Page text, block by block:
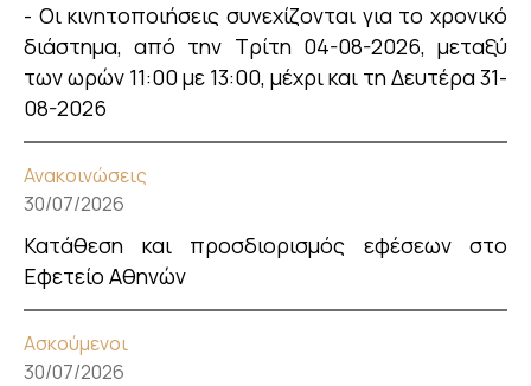
- Οι κινητοποιήσεις συνεχίζονται για το χρονικό
διάστημα, από την Τρίτη 04-08-2026, μεταξύ
των ωρών 11:00 με 13:00, μέχρι και τη Δευτέρα 31-
08-2026
Ανακοινώσεις
30/07/2026
Κατάθεση και προσδιορισμός εφέσεων στο
Εφετείο Αθηνών
Ασκούμενοι
30/07/2026